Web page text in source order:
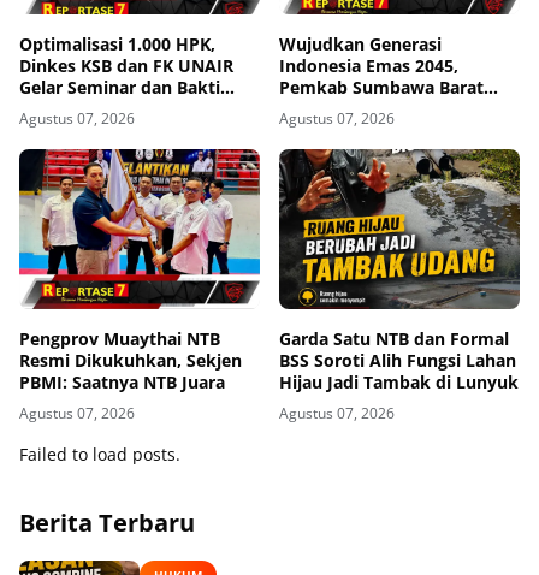
Optimalisasi 1.000 HPK,
Dinkes KSB dan FK UNAIR
Gelar Seminar dan Bakti
Sosial
Agustus 07, 2026
Wujudkan Generasi
Indonesia Emas 2045,
Pemkab Sumbawa Barat
Perkuat Komitmen Lewat
Seminar Kesehatan 1.000
HPK
Agustus 07, 2026
Pengprov Muaythai NTB
Resmi Dikukuhkan, Sekjen
PBMI: Saatnya NTB Juara
Agustus 07, 2026
Garda Satu NTB dan Formal
BSS Soroti Alih Fungsi Lahan
Hijau Jadi Tambak di Lunyuk
Agustus 07, 2026
Failed to load posts.
Berita Terbaru